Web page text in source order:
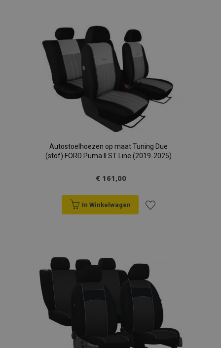
verlanglijst
Autostoelhoezen op maat Tuning Due
(stof) FORD Puma II ST Line (2019-2025)
€ 161,00
In Winkelwagen
aan
verlanglijst